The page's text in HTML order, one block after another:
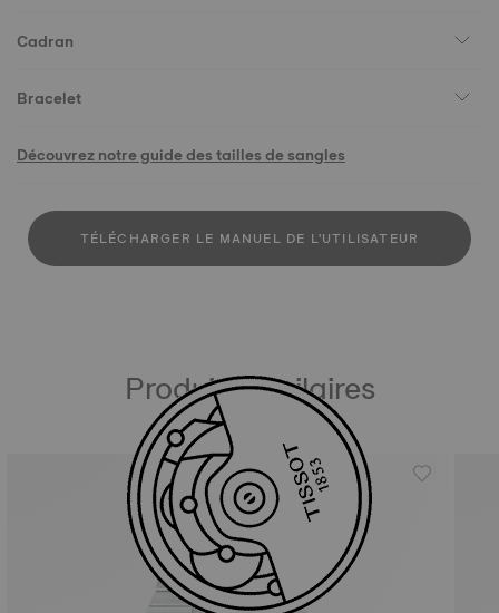
Cadran
Bracelet
Découvrez notre guide des tailles de sangles
TÉLÉCHARGER LE MANUEL DE L'UTILISATEUR
Produits similaires